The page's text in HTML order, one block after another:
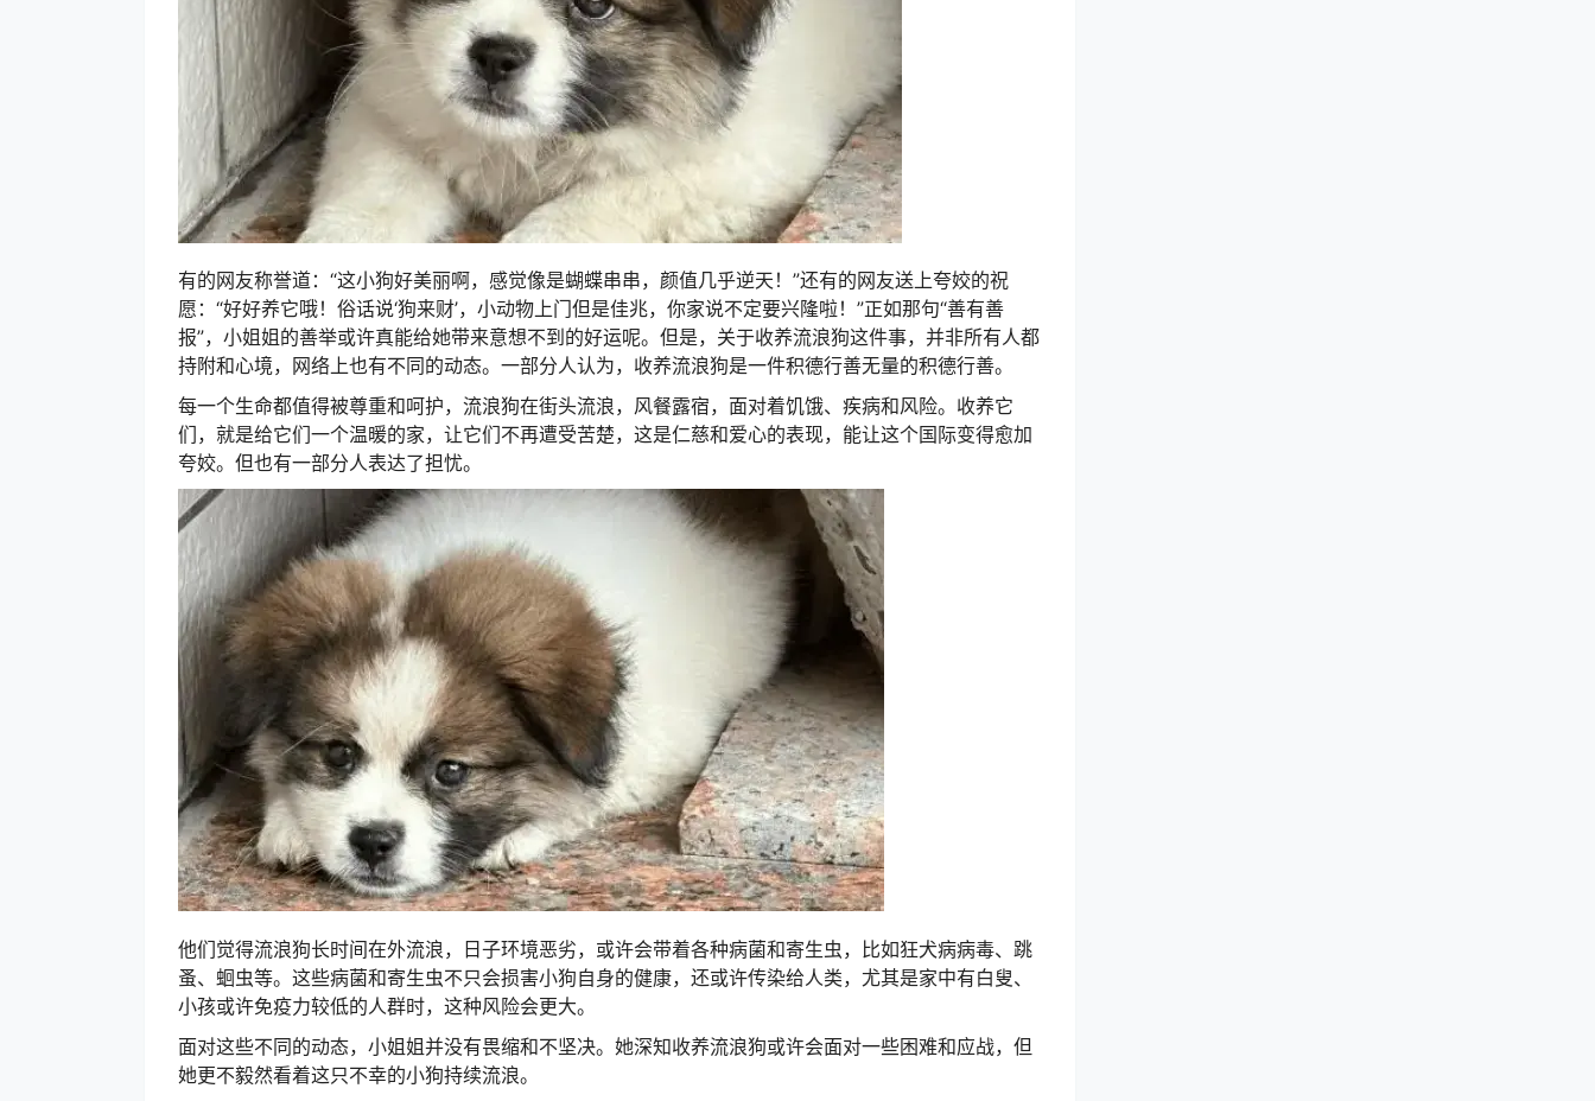
有的网友称誉道：“这小狗好美丽啊，感觉像是蝴蝶串串，颜值几乎逆天！”还有的网友送上夸姣的祝
愿：“好好养它哦！俗话说‘狗来财’，小动物上门但是佳兆，你家说不定要兴隆啦！”正如那句“善有善
报”，小姐姐的善举或许真能给她带来意想不到的好运呢。 但是，关于收养流浪狗这件事，并非所有人都
持附和心境，网络上也有不同的动态。 一部分人认为，收养流浪狗是一件积德行善无量的积德行善。
每一个生命都值得被尊重和呵护，流浪狗在街头流浪，风餐露宿，面对着饥饿、疾病和风险。 收养它
们，就是给它们一个温暖的家，让它们不再遭受苦楚，这是仁慈和爱心的表现，能让这个国际变得愈加
夸姣。 但也有一部分人表达了担忧。
他们觉得流浪狗长时间在外流浪，日子环境恶劣，或许会带着各种病菌和寄生虫，比如狂犬病病毒、跳
蚤、蛔虫等。 这些病菌和寄生虫不只会损害小狗自身的健康，还或许传染给人类，尤其是家中有白叟、
小孩或许免疫力较低的人群时，这种风险会更大。
面对这些不同的动态，小姐姐并没有畏缩和不坚决。 她深知收养流浪狗或许会面对一些困难和应战，但
她更不毅然看着这只不幸的小狗持续流浪。